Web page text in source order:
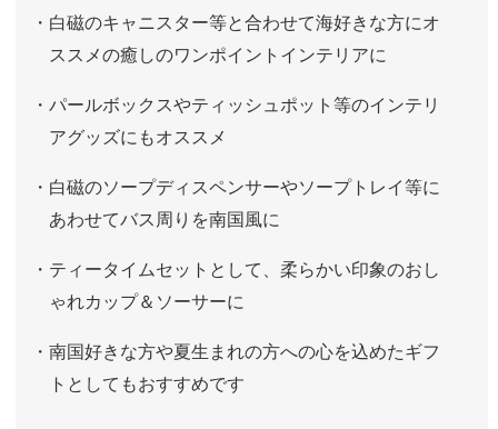
・白磁のキャニスター等と合わせて海好きな方にオ
ススメの癒しのワンポイントインテリアに
・パールボックスやティッシュポット等のインテリ
アグッズにもオススメ
・白磁のソープディスペンサーやソープトレイ等に
あわせてバス周りを南国風に
・ティータイムセットとして、柔らかい印象のおし
ゃれカップ＆ソーサーに
・南国好きな方や夏生まれの方への心を込めたギフ
トとしてもおすすめです